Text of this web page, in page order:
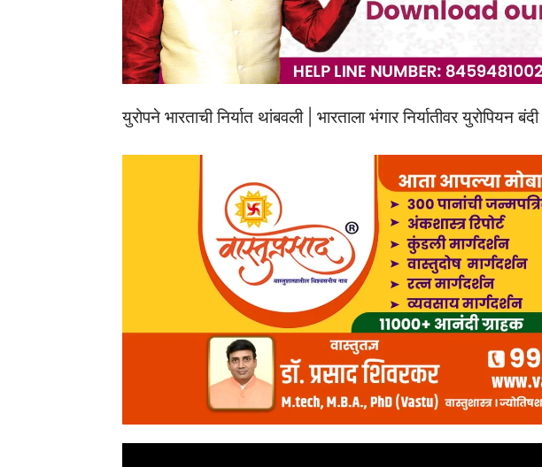
युरोपने भारताची निर्यात थांबवली | भारताला भंगार निर्यातीवर युरोपियन